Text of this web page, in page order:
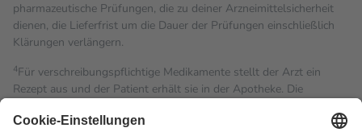
pharmazeutische Prüfungen, die zu deiner Arzneimittelsicherheit
dienen, die Lieferfrist um die Dauer der Prüfungen einschließlich
Klärungen verlängern.
4Für verschreibungspflichtige Medikamente stellt der Arzt ein
Rezept aus und der Patient erhält sie in der Apotheke. Die
Kosten dafür, der Versicherte trägt einen Teil davon als Zuzahlung